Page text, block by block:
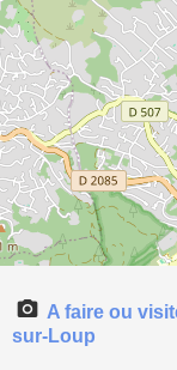
A faire ou
sur-Loup